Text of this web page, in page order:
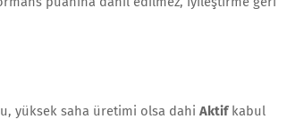
yüksek saha üretimi olsa dahi Aktifkabul